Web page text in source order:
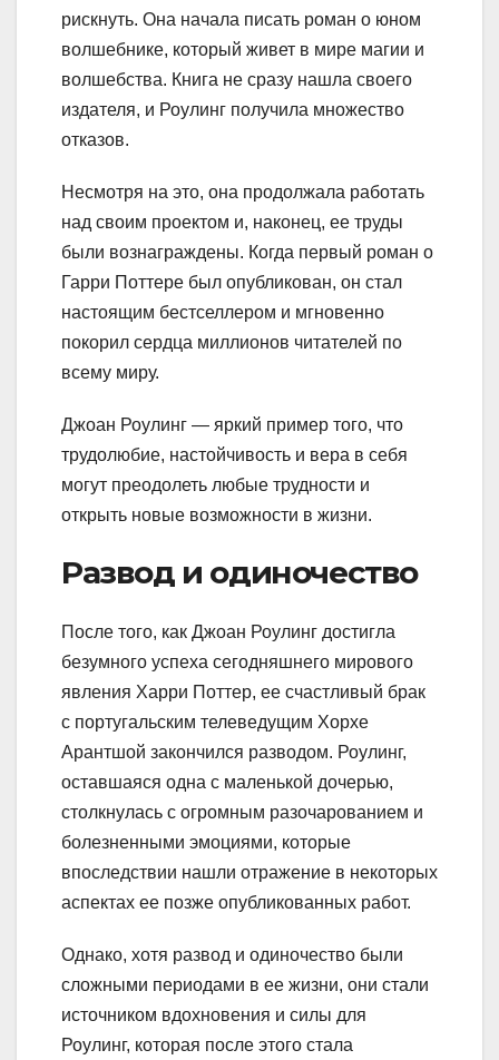
рискнуть. Она начала писать роман о юном
волшебнике, который живет в мире магии и
волшебства. Книга не сразу нашла своего
издателя, и Роулинг получила множество
отказов.
Несмотря на это, она продолжала работать
над своим проектом и, наконец, ее труды
были вознаграждены. Когда первый роман о
Гарри Поттере был опубликован, он стал
настоящим бестселлером и мгновенно
покорил сердца миллионов читателей по
всему миру.
Джоан Роулинг — яркий пример того, что
трудолюбие, настойчивость и вера в себя
могут преодолеть любые трудности и
открыть новые возможности в жизни.
Развод и одиночество
После того, как Джоан Роулинг достигла
безумного успеха сегодняшнего мирового
явления Харри Поттер, ее счастливый брак
с португальским телеведущим Хорхе
Арантшой закончился разводом. Роулинг,
оставшаяся одна с маленькой дочерью,
столкнулась с огромным разочарованием и
болезненными эмоциями, которые
впоследствии нашли отражение в некоторых
аспектах ее позже опубликованных работ.
Однако, хотя развод и одиночество были
сложными периодами в ее жизни, они стали
источником вдохновения и силы для
Роулинг, которая после этого стала